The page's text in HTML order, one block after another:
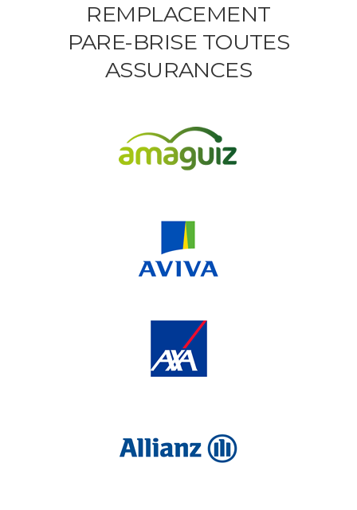
REMPLACEMENT
PARE-BRISE TOUTES
ASSURANCES